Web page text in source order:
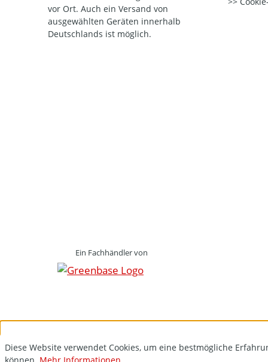
vor Ort. Auch ein Versand von
ausgewählten Geräten innerhalb
Deutschlands ist möglich.
Ein Fachhändler von
Diese Website verwendet Cookies, um eine bestmögliche